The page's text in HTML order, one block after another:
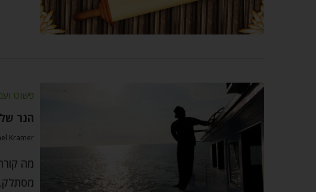
פשוט
הנר
Kramer
מה
מסתלק,